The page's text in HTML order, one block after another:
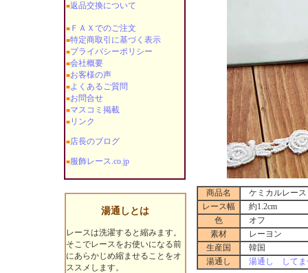
■返品交換について
■ＦＡＸでのご注文
■特定商取引に基づく表示
■プライバシーポリシー
■会社概要
■お客様の声
■よくあるご質問
■お問合せ
■マスコミ掲載
■リンク
■店長のブログ
■服飾レース.co.jp
湯通しとは
レースは洗濯すると縮みます。
そこでレースをお使いになる前
にあらかじめ縮ませることをオ
ススメします。
商品名
ケミカルレー
レース幅
約1.2cm
色
オフ
素材
レーヨン
生産国
韓国
湯通し
湯通し してま